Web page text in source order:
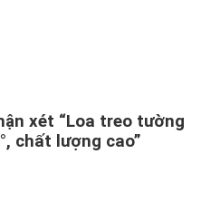
xét “Loa treo tường
chất lượng cao”